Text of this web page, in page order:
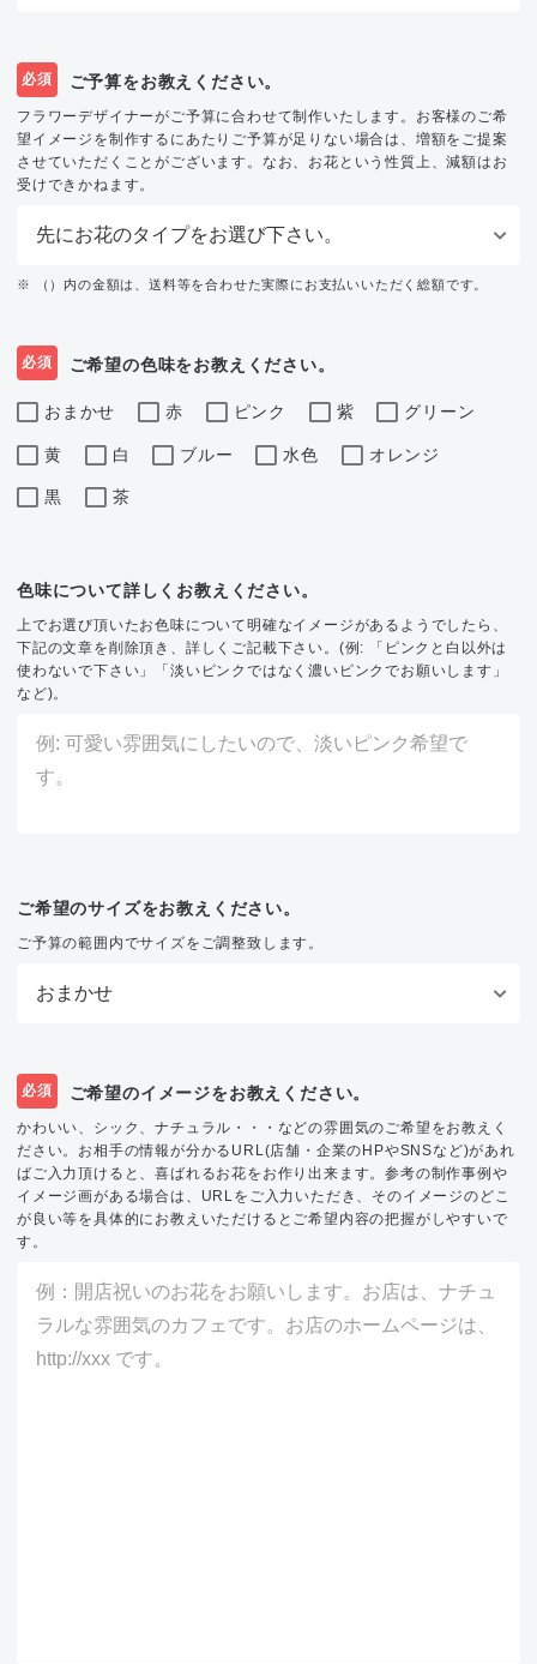
必須 ご予算をお教えください。
フラワーデザイナーがご予算に合わせて制作いたします。お客様のご希
望イメージを制作するにあたりご予算が足りない場合は、増額をご提案
させていただくことがございます。なお、お花という性質上、減額はお
受けできかねます。
※ （）内の金額は、送料等を合わせた実際にお支払いいただく総額です。
必須 ご希望の色味をお教えください。
おまかせ 赤 ピンク 紫 グリーン
黄 白 ブルー 水色 オレンジ
黒 茶
色味について詳しくお教えください。
上でお選び頂いたお色味について明確なイメージがあるようでしたら、
下記の文章を削除頂き、詳しくご記載下さい。(例: 「ピンクと白以外は
使わないで下さい」「淡いピンクではなく濃いピンクでお願いします」
など)。
ご希望のサイズをお教えください。
ご予算の範囲内でサイズをご調整致します。
必須 ご希望のイメージをお教えください。
かわいい、シック、ナチュラル・・・などの雰囲気のご希望をお教えく
ださい。お相手の情報が分かるURL(店舗・企業のHPやSNSなど)があれ
ばご入力頂けると、喜ばれるお花をお作り出来ます。参考の制作事例や
イメージ画がある場合は、URLをご入力いただき、そのイメージのどこ
が良い等を具体的にお教えいただけるとご希望内容の把握がしやすいで
す。